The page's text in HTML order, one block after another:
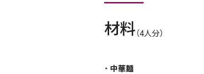
材料 （4人分）
中華麺